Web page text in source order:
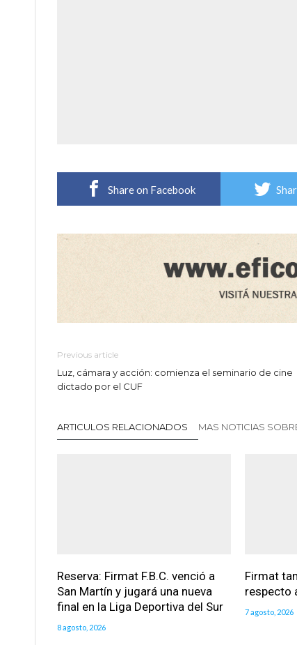
Share on Facebook
Previous article
Luz, cámara y acción: comienza el seminario de cine
dictado por el CUF
ARTICULOS RELACIONADOS MAS NOTICIAS
Reserva: Firmat F.B.C. venció a
San Martín y jugará una nueva
final en la Liga Deportiva del Sur
8 agosto, 2026
Firmat
respecto
7 agosto, 2026